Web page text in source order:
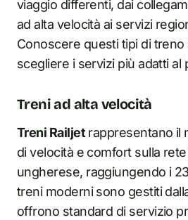
viaggio differenti, dai
ad alta velocità ai servizi
Conoscere questi tipi di treno
scegliere i servizi più adatti al
Treni ad alta velocità
Treni Railjetrappresentano il
di velocità e comfort sulla
ungherese, raggiungendo i
treni moderni sono gestiti
offrono standard di servizio